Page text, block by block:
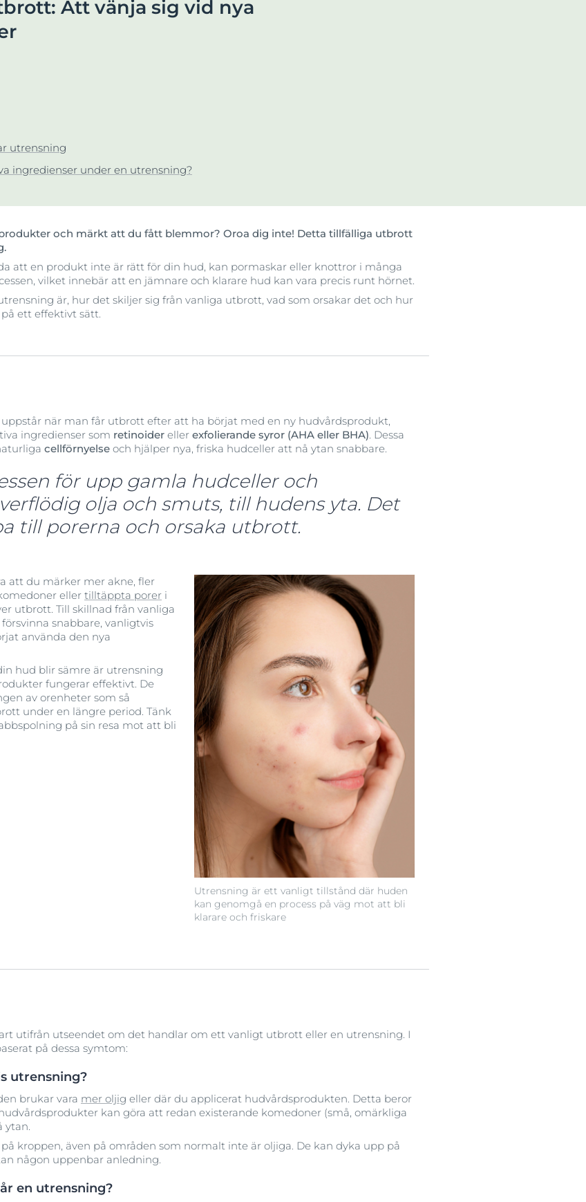
produkter
Pigment
Irriterad hud Sprucken hud +1
Universalsalvan för torr hud
Pigmentfläckar
Dagcreme mot pigmentfläckar
50 ml
Visa alla produkter
Att vänja sig vid nya
utrensning
ingredienser under en utrensning?
och märkt att du fått blemmor? Oroa dig inte! Detta tillfälliga utbrott
att en produkt inte är rätt för din hud, kan pormaskar eller knottror i många
vilket innebär att en jämnare och klarare hud kan vara precis runt hörnet.
är, hur det skiljer sig från vanliga utbrott, vad som orsakar det och hur
ett effektivt sätt.
när man får utbrott efter att ha börjat med en ny hudvårdsprodukt,
ingredienser som retinoider eller exfolierande syror (AHA eller BHA). Dessa
cellförnyelse och hjälper nya, friska hudceller att nå ytan snabbare.
för upp gamla hudceller och
olja och smuts, till hudens yta. Det
till porerna och orsaka utbrott.
Utrensning är ett vanligt tillstånd där huden
kan genomgå en process på väg mot att bli
klarare och friskare
att du märker mer akne, fler
eller tilltäppta porer i
utbrott. Till skillnad från vanliga
snabbare, vanligtvis
använda den nya
hud blir sämre är utrensning
fungerar effektivt. De
av orenheter som så
under en längre period. Tänk
på sin resa mot att bli
utifrån utseendet om det handlar om ett vanligt utbrott eller en utrensning. I
på dessa symtom:
utrensning?
brukar vara mer oljig eller där du applicerat hudvårdsprodukten. Detta beror
kan göra att redan existerande komedoner (små, omärkliga
ytan.
kroppen, även på områden som normalt inte är oljiga. De kan dyka upp på
någon uppenbar anledning.
en utrensning?